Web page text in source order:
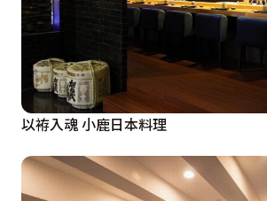
以袸入魂 小鹿日本料理